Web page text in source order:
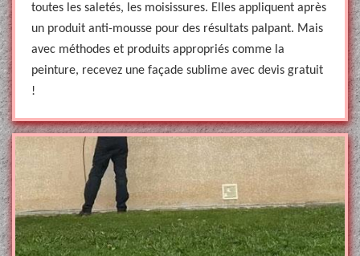
toutes les saletés, les moisissures. Elles appliquent après
un produit anti-mousse pour des résultats palpant. Mais
avec méthodes et produits appropriés comme la
peinture, recevez une façade sublime avec devis gratuit
!